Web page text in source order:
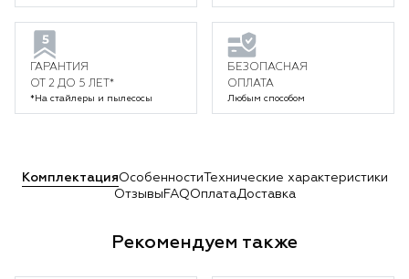
ГАРАНТИЯ
ОТ 2 ДО 5 ЛЕТ*
*На стайлеры и пылесосы
БЕЗОПАСНАЯ
ОПЛАТА
Любым способом
КомплектацияОсобенности Технические характеристики
Отзывы FAQОплатаДоставка
Рекомендуем также